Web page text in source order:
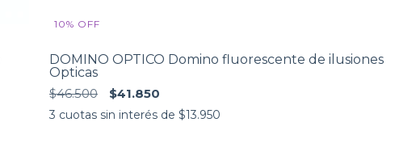
10% OFF
DOMINO OPTICO Domino fluorescente de ilusiones
Opticas
$46.500
$41.850
3 cuotas sin interés de $13.950